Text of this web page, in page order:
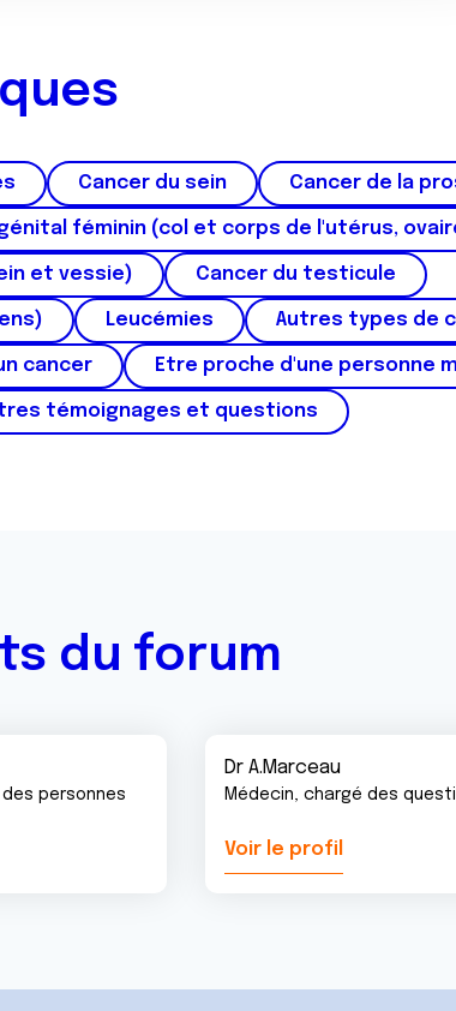
Cancer du sein Cancer de la
féminin (col et corps de l'utérus,
et vessie) Cancer du testicule
Leucémies Autres types de
cancer Etre proche d'une personne
témoignages et questions
du forum
personnes
Dr A.Marceau
Médecin, chargé des
Voir le profil